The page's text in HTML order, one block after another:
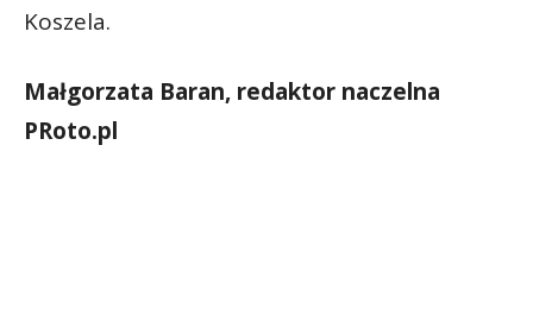
Koszela.
Małgorzata Baran, redaktor naczelna
PRoto.pl